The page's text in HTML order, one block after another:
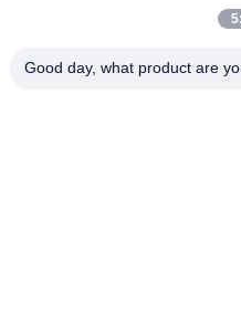
Good day, what product are